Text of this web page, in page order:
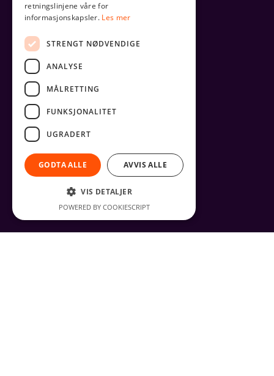
retningslinjene våre for
informasjonskapsler. Les mer
STRENGT NØDVENDIGE
ANALYSE
MÅLRETTING
FUNKSJONALITET
UGRADERT
GODTA ALLE AVVIS ALLE
VIS DETALJER
POWERED BY COOKIESCRIPT